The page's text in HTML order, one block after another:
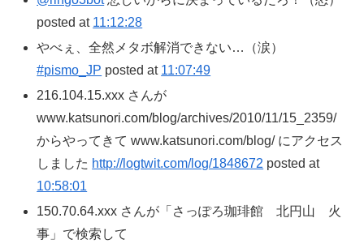
posted at 11:12:28
やべぇ、全然メタボ解消できない…（涙）
#pismo_JP posted at 11:07:49
216.104.15.xxx さんが
www.katsunori.com/blog/archives/2010/11/15_2359/
からやってきて www.katsunori.com/blog/ にアクセス
しました http://logtwit.com/log/1848672 posted at
10:58:01
150.70.64.xxx さんが「さっぽろ珈琲館 北円山 火
事」で検索して